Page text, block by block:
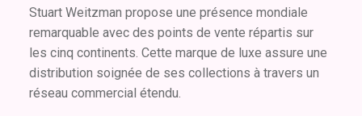
Stuart Weitzman propose une présence mondiale
remarquable avec des points de vente répartis sur
les cinq continents. Cette marque de luxe assure une
distribution soignée de ses collections à travers un
réseau commercial étendu.